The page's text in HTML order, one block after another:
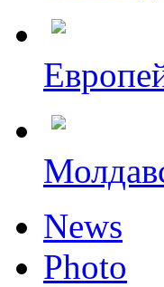
News
Photo